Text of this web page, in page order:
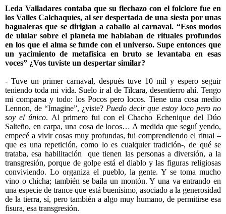
Leda Valladares contaba que su flechazo con el folclore fue en
los Valles Calchaquíes, al ser despertada de una siesta por unas
bagualeras que se dirigían a caballo al carnaval. “Esos modos
de ulular sobre el planeta me hablaban de rituales profundos
en los que el alma se funde con el universo. Supe entonces que
un yacimiento de metafísica en bruto se levantaba en esas
voces” ¿Vos tuviste un despertar similar?
- Tuve un primer carnaval, después tuve 10 mil y espero seguir
teniendo toda mi vida. Suelo ir al de Tilcara, desentierro ahí. Tengo
mi comparsa y todo: los Pocos pero locos. Tiene una cosa medio
Lennon, de “Imagine”, ¿viste? Puedo decir que estoy loco pero no
soy el único. Al primero fui con el Chacho Echenique del Dúo
Salteño, en carpa, una cosa de locos… A medida que seguí yendo,
empecé a vivir cosas muy profundas, fui comprendiendo el ritual –
que es una repetición, como lo es cualquier tradición-, de qué se
trataba, esa habilitación
que tienen las personas a diversión, a la
transgresión, porque de golpe está el diablo y las figuras religiosas
conviviendo. Lo organiza el pueblo, la gente. Y se toma mucho
vino o chicha; también se baila un montón. Y una va entrando en
una especie de trance que está buenísimo, asociado a la generosidad
de la tierra, sí, pero también a algo muy humano, de permitirse esa
fisura, esa transgresión.